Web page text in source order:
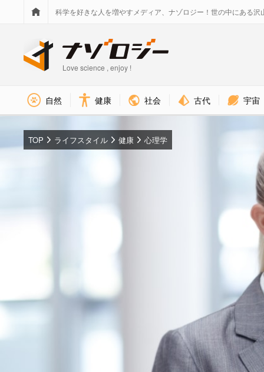
科学を好きな人を増やすメディア、ナゾロジー！世の中にある沢
Love science , enjoy !
自然 健康 社会 古代 宇宙
TOP ライフスタイル 健康 心理学